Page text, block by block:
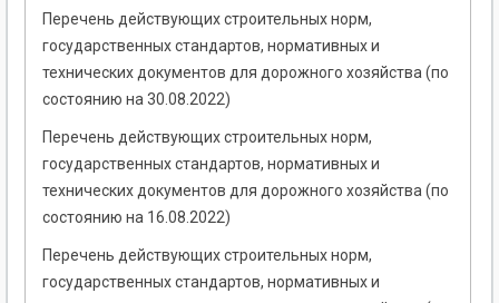
Перечень действующих строительных норм,
государственных стандартов, нормативных и
технических документов для дорожного хозяйства (по
состоянию на 30.08.2022)
Перечень действующих строительных норм,
государственных стандартов, нормативных и
технических документов для дорожного хозяйства (по
состоянию на 16.08.2022)
Перечень действующих строительных норм,
государственных стандартов, нормативных и